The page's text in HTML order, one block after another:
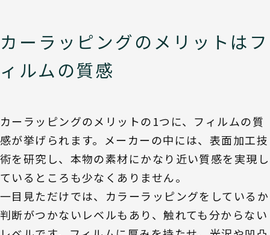
カーラッピングのメリットはフ
ィルムの質感
カーラッピングのメリットの1つに、フィルムの質
感が挙げられます。メーカーの中には、表面加工技
術を研究し、本物の素材にかなり近い質感を実現し
ているところも少なくありません。
一目見ただけでは、カラーラッピングをしているか
判断がつかないレベルもあり、触れても分からない